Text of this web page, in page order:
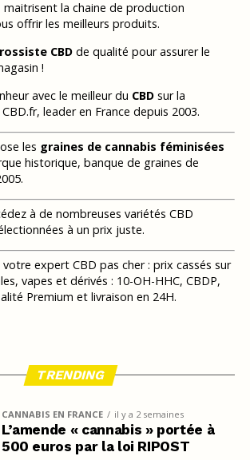
maitrisent la chaine de production
offrir les meilleurs produits.
CBDde qualité pour assurer le
!
avec le meilleur du CBDsur la
leader en France depuis 2003.
les graines de cannabis féminisées
historique, banque de graines de
à de nombreuses variétés CBD
à un prix juste.
votre expert CBD pas cher : prix cassés sur
vapes et dérivés : 10-OH-HHC, CBDP,
Premium et livraison en 24H.
TRENDING
CANNABIS EN FRANCE il y a 2 semaines
L’amende « cannabis » portée à
500 euros par la loi RIPOST